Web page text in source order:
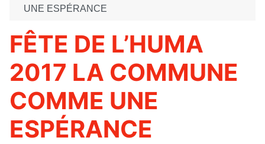
UNE ESPÉRANCE
FÊTE DE L’HUMA
2017 LA COMMUNE
COMME UNE
ESPÉRANCE